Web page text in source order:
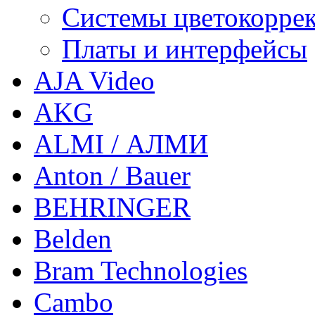
Системы
Платы и интерфейсы
AJA Video
AKG
ALMI / АЛМИ
Anton / Bauer
BEHRINGER
Belden
Bram Technologies
Cambo